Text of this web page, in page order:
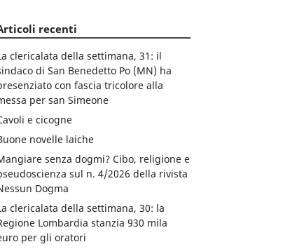
recenti
clericalata della settimana, 31: il
di San Benedetto Po (MN) ha
con fascia tricolore alla
per san Simeone
e cicogne
novelle laiche
senza dogmi? Cibo, religione e
sul n. 4/2026 della rivista
Dogma
clericalata della settimana, 30: la
Lombardia stanzia 930 mila
per gli oratori